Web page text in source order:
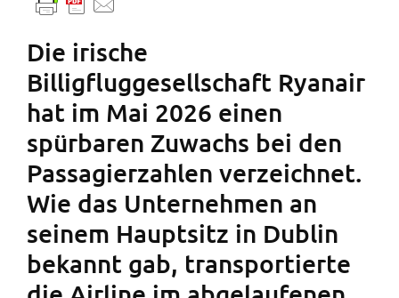
Die irische
Billigfluggesellschaft Ryanair
hat im Mai 2026 einen
spürbaren Zuwachs bei den
Passagierzahlen verzeichnet.
Wie das Unternehmen an
seinem Hauptsitz in Dublin
bekannt gab, transportierte